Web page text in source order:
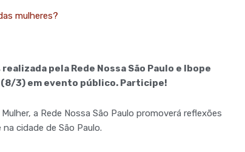
mulheres?
pela Rede Nossa São Paulo e Ibope
3) em evento público. Participe!
a Rede Nossa São Paulo promoverá reflexões
cidade de São Paulo.